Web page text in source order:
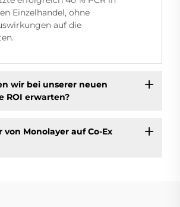
Einzelhandel, ohne
auf die
wir bei unserer neuen
ROI erwarten?
Monolayer auf Co-Ex